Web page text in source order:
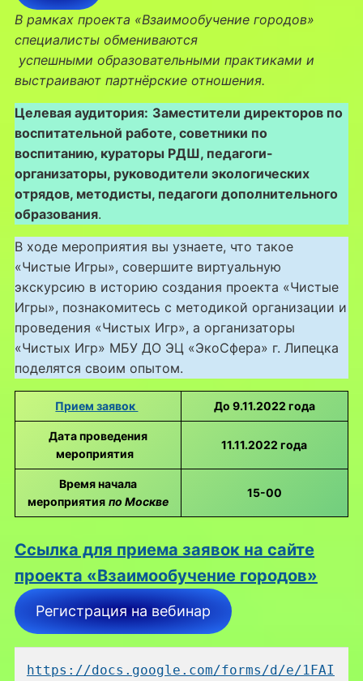
В рамках проекта «Взаимообучение городов»
специалисты обмениваются
успешными образовательными практиками и
выстраивают партнёрские отношения.
Целевая аудитория: Заместители директоров по
воспитательной работе, советники по
воспитанию, кураторы РДШ, педагоги-
организаторы, руководители экологических
отрядов, методисты, педагоги дополнительного
образования.
В ходе мероприятия вы узнаете, что такое
«Чистые Игры», совершите виртуальную
экскурсию в историю создания проекта «Чистые
Игры», познакомитесь с методикой организации и
проведения «Чистых Игр», а организаторы
«Чистых Игр» МБУ ДО ЭЦ «ЭкоСфера» г. Липецка
поделятся своим опытом.
Прием заявок До 9.11.2022 года
Дата проведения
мероприятия
11.11.2022 года
Время начала
мероприятия по Москве
15-00
Ссылка для приема заявок на сайте
проекта «Взаимообучение городов»
Регистрация на вебинар
https://docs.google.com/forms/d/e/1FAI